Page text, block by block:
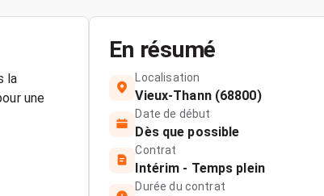
la
une
En résumé
Localisation
Vieux-Thann (68800)
Date de début
Dès que possible
Contrat
Intérim - Temps plein
Durée du contrat